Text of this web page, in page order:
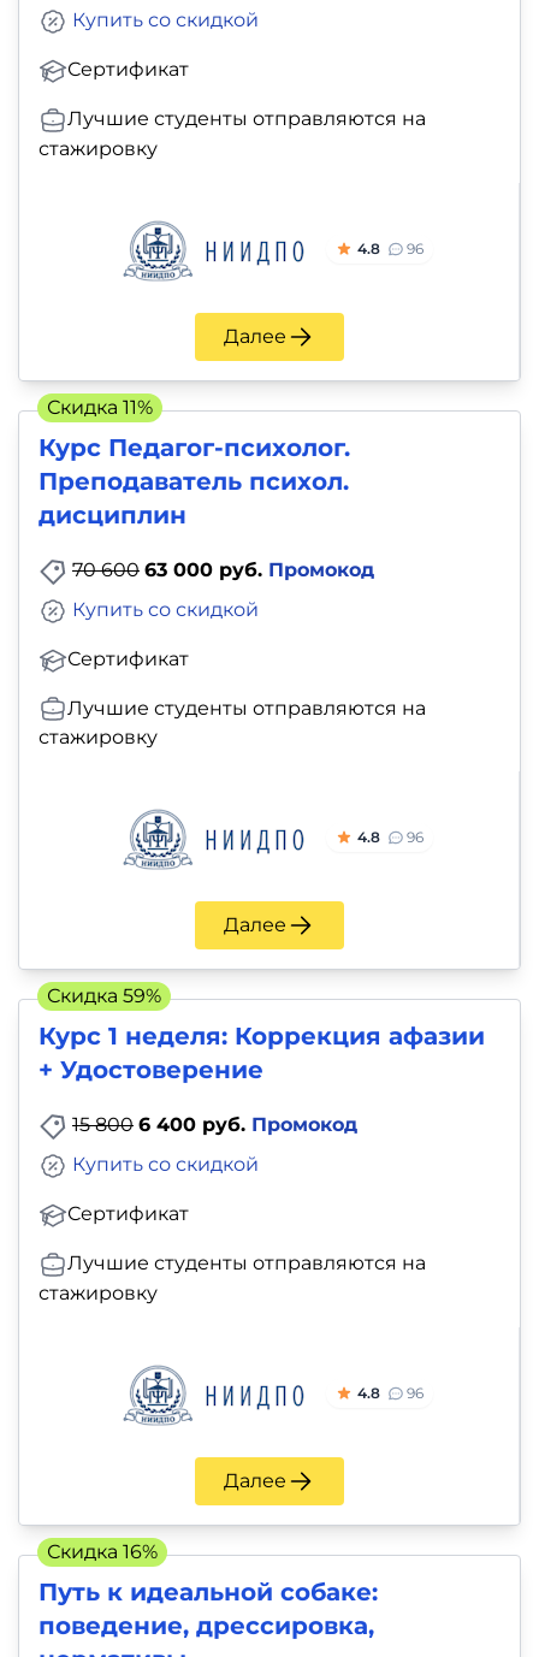
Сертификат
Купить со скидкой
Лучшие студенты отправляются на
стажировку
4.8 96
Далее
Курс Педагог-психолог.
Преподаватель психол.
дисциплин
70 600 63 000 руб. Промокод
Сертификат
Купить со скидкой
Лучшие студенты отправляются на
стажировку
4.8 96
Далее
Скидка 11%
Курс 1 неделя: Коррекция афазии
+ Удостоверение
15 800 6 400 руб. Промокод
Сертификат
Купить со скидкой
Лучшие студенты отправляются на
стажировку
4.8 96
Далее
Скидка 59%
Путь к идеальной собаке:
поведение, дрессировка,
Скидка 16%